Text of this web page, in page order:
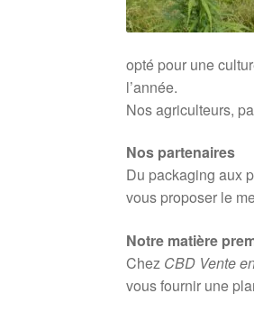
opté pour une
l’année.
Nos agriculteurs,
Nos partenaires
Du packaging aux
vous proposer le
Notre matière
Chez CBD Vente
vous fournir une